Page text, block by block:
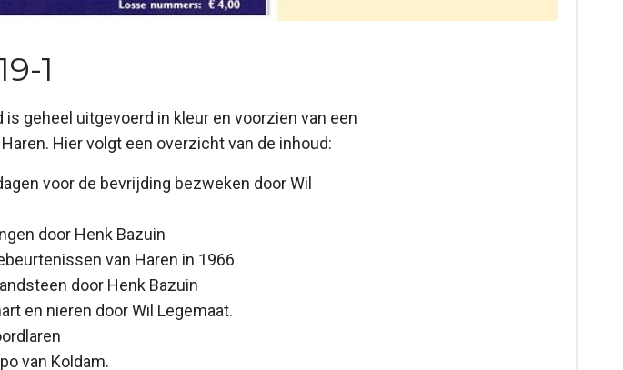
1
geheel uitgevoerd in kleur en voorzien van een
Hier volgt een overzicht van de inhoud:
voor de bevrijding bezweken door Wil
door Henk Bazuin
van Haren in 1966
door Henk Bazuin
en nieren door Wil Legemaat.
van Koldam.